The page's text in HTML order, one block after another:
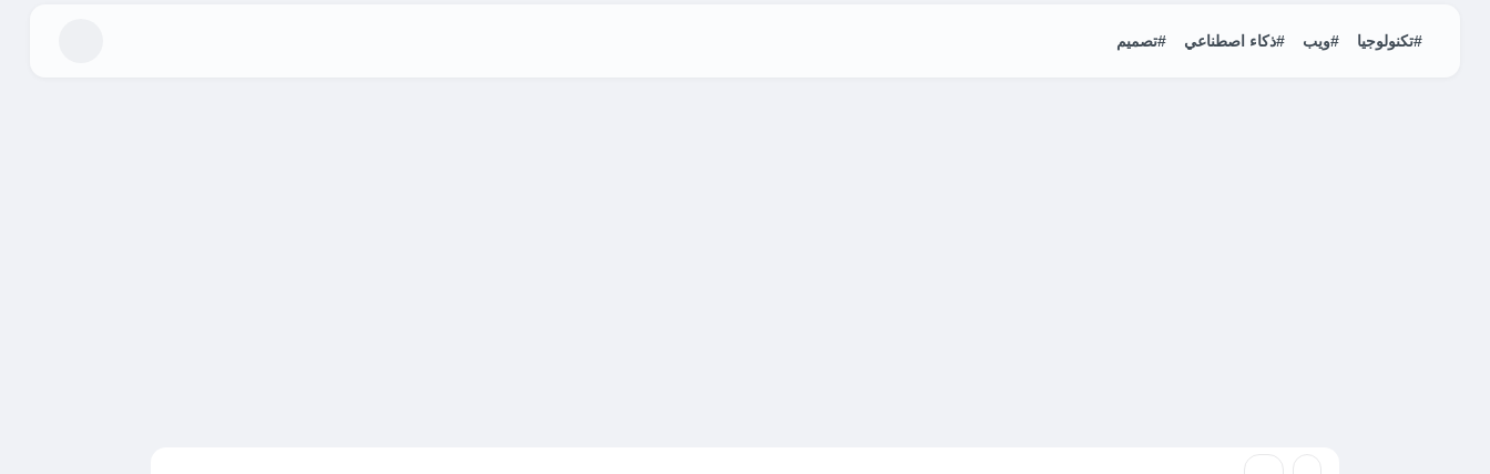
#تكنولوجيا #ويب #ذكاء اصطناعي #تصميم